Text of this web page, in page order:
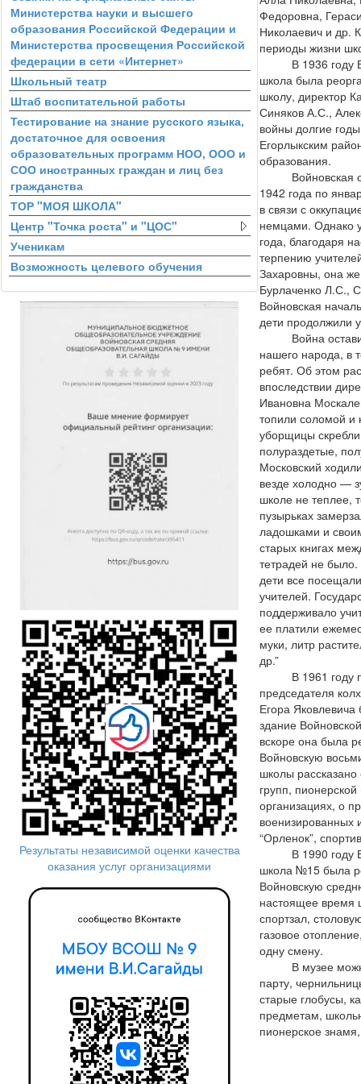
Министерства науки и высшего
образования Российской Федерации и
Министерства просвещения Российской
федерации в сети «Интернет»
Школьный театр
Штаб воспитательной работы
Тестирование на знание русского языка,
достаточное для освоения
образовательных программ НОО, ООО и
СОО иностранных граждан и лиц без
гражданства
ТОР "МОЯ ШКОЛА"
Центр "Точка роста" и "ЦОС"
Ученикам
Возможность целевого обучения
Результаты независимой оценки качества
оказания услуг организациями
Федоровна,
Николаевич и др.
периоды жизни
В 1936 году
школа была
школу, директор
Синяков А.С.,
войны долгие
Егорлыкским
образования.
Войновская
1942 года по
в связи с
немцами. Однако
года, благодаря
терпению
Захаровны, она
Бурлаченко Л.С.,
Войновская
дети продолжили
Война
нашего народа, в
ребят. Об этом
впоследствии
Ивановна
топили соломой и
уборщицы
полураздетые,
Московский
везде холодно —
школе не теплее,
пузырьках
ладошками и
старых книгах
тетрадей не
дети все
учителей.
поддерживало
ее платили
муки, литр
др.”
В 1961 году
председателя
Егора
здание
вскоре она была
Войновскую
школы рассказано
групп,
организациях, о
военизированных
“Орленок”,
В 1990 году
школа №15 была
Войновскую
настоящее время
спортзал,
газовое
одну смену.
В музее можно
парту,
старые глобусы,
предметам,
пионерское